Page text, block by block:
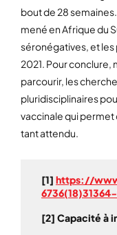
bout de 28
mené en Afrique du
séronégatives, et
2021. Pour conclure,
parcourir, les
pluridisciplinaires
vaccinale qui permet
tant attendu.
[1] https://
[2] Capacité à